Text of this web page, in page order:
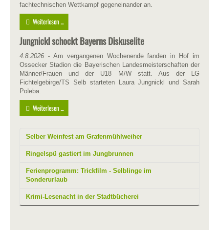
fachtechnischen Wettkampf gegeneinander an.
Weiterlesen ...
Jungnickl schockt Bayerns Diskuselite
4.8.2026 - Am vergangenen Wochenende fanden in Hof im
Ossecker Stadion die Bayerischen Landesmeisterschaften der
Männer/Frauen und der U18 M/W statt. Aus der LG
Fichtelgebirge/TS Selb starteten Laura Jungnickl und Sarah
Poleba.
Weiterlesen ...
Selber Weinfest am Grafenmühlweiher
Ringelspü gastiert im Jungbrunnen
Ferienprogramm: Trickfilm - Selblinge im
Sonderurlaub
Krimi-Lesenacht in der Stadtbücherei